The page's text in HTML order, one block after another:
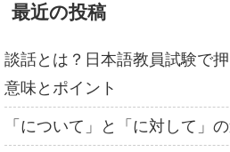
最近の投稿
談話とは？日本語教員試験で
意味とポイント
「について」と「に対して」